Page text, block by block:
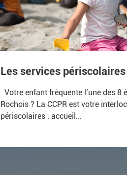
Les services périscolaires
Votre enfant fréquente l’une des 8
Rochois ? La CCPR est votre
périscolaires : accueil...